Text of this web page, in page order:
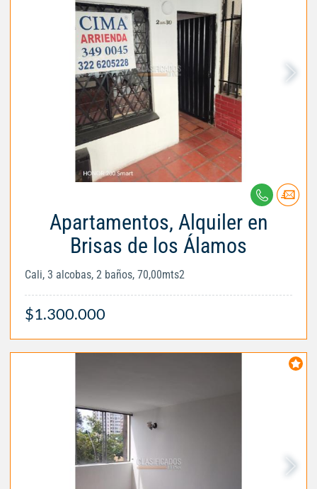
Apartamentos, Alquiler en
Brisas de los Álamos
Cali, 3 alcobas, 2 baños, 70,00mts2
$1.300.000